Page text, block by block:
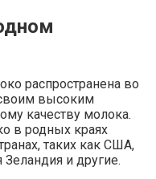
распространена во
высоким
качеству молока.
в родных краях
таких как США,
и другие.